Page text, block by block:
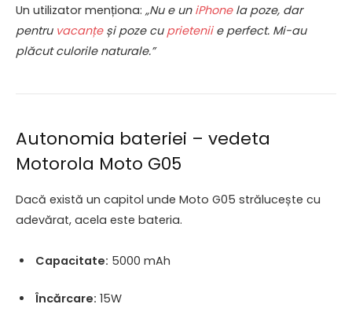
Un utilizator menționa: „Nu e un iPhonela poze, dar
pentru vacanțeși poze cu prieteniie perfect. Mi-au
plăcut culorile naturale.”
Autonomia bateriei – vedeta
Motorola Moto G05
Dacă există un capitol unde Moto G05 strălucește cu
adevărat, acela este bateria.
Capacitate: 5000 mAh
Încărcare: 15W